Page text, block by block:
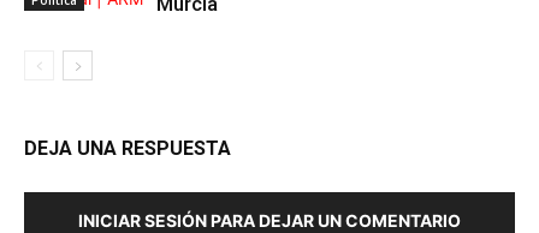
DEJA UNA RESPUESTA
INICIAR SESIÓN PARA DEJAR UN COMENTARIO